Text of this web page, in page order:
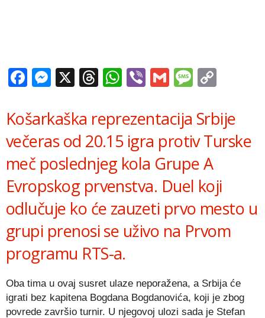
Facebook
Messenger
X Threads
WhatsApp
ViberGmail
Košarkaška reprezentacija Srbije
večeras od 20.15 igra protiv Turske
meč poslednjeg kola Grupe A
Evropskog prvenstva. Duel koji
odlučuje ko će zauzeti prvo mesto u
grupi prenosi se uživo na Prvom
programu RTS-a.
Oba tima u ovaj susret ulaze neporažena, a Srbija će
igrati bez kapitena Bogdana Bogdanovića, koji je zbog
povrede završio turnir. U njegovoj ulozi sada je Stefan